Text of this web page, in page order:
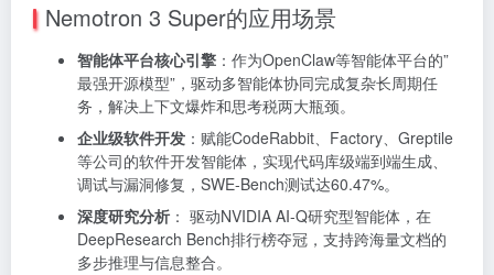
Nemotron 3 Super的应用场景
智能体平台核心引擎 ：作为OpenClaw等智能体平台的”
最强开源模型”，驱动多智能体协同完成复杂长周期任
务，解决上下文爆炸和思考税两大瓶颈。
企业级软件开发 ：赋能CodeRabbit、Factory、Greptile
等公司的软件开发智能体，实现代码库级端到端生成、
调试与漏洞修复，SWE-Bench测试达60.47%。
深度研究分析 ： 驱动NVIDIA AI-Q研究型智能体，在
DeepResearch Bench排行榜夺冠，支持跨海量文档的
多步推理与信息整合。